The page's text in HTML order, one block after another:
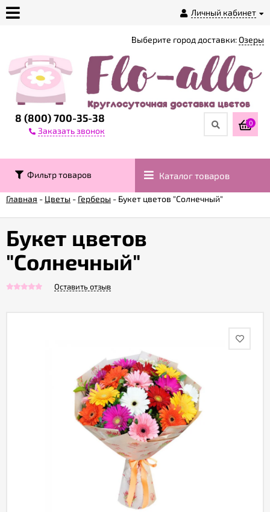
Личный кабинет
магазине
Доставка
Контакты
Гарантии
8 (800) 700-35-38
Заказать звонок
Выберите город доставки:Озеры
0
Фильтр товаров Каталог товаров
Главная - Цветы - Герберы - Букет цветов "Солнечный"
Букет цветов
"Солнечный"
Оставить отзыв